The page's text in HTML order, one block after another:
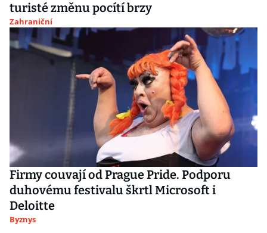
turisté změnu pocítí brzy
Zahraniční
Firmy couvají od Prague Pride. Podporu
duhovému festivalu škrtl Microsoft i
Deloitte
Byznys